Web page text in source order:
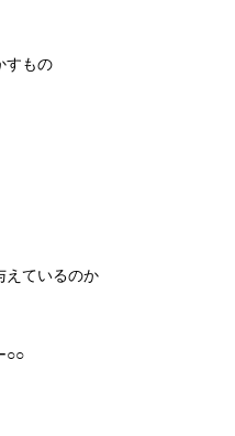
すもの
えているのか
○○